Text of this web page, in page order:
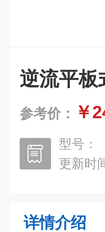
逆流平板
参考价： ￥
型号：
更新时
详情介绍